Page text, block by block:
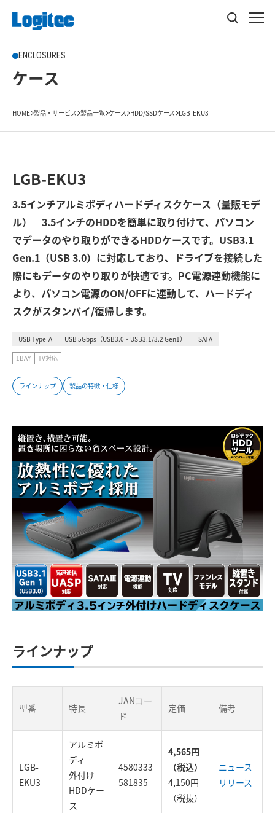
ENCLOSURES
ケース
HOME 製品・サービス 製品一覧 ケース HDD/SSDケース LGB-EKU3
LGB-EKU3
3.5インチアルミボディハードディスクケース（量販モデ
ル） 3.5インチのHDDを簡単に取り付けて、パソコン
でデータのやり取りができるHDDケースです。USB3.1
Gen.1（USB 3.0）に対応しており、ドライブを接続した
際にもデータのやり取りが快適です。PC電源連動機能に
より、パソコン電源のON/OFFに連動して、ハードディ
スクがスタンバイ/復帰します。
USB Type-A USB 5Gbps（USB3.0・USB3.1/3.2 Gen1） SATA
1BAY TV対応
ラインナップ 製品の特徴・仕様
ラインナップ
型番 特長
JANコー
ド
定価 備考
LGB-
EKU3
アルミボ
ディ
外付け
HDDケー
ス
4580333
581835
4,565円
（税込）
4,150円
（税抜）
ニュース
リリース